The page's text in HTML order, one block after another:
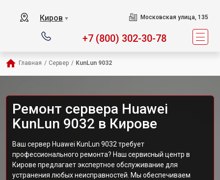
Киров ▼ Московская улица, 135
+7 (800) 302-30-78
Главная / Сервер / KunLun 9032
Ремонт сервера Huawei
KunLun 9032 в Кирове
Ваш сервер Huawei KunLun 9032 требует
профессионального ремонта? Наш сервисный центр в
Кирове предлагает экспертное обслуживание для
устранения любых неисправностей. Мы обеспечиваем